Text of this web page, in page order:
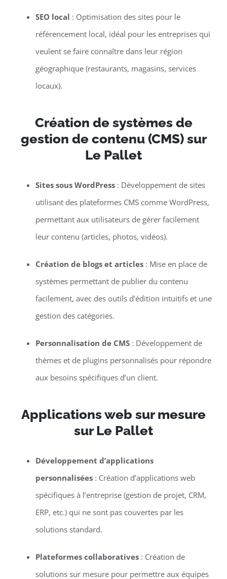
SEO local : Optimisation des sites pour le
référencement local, idéal pour les entreprises qui
veulent se faire connaître dans leur région
géographique (restaurants, magasins, services
locaux).
Création de systèmes de
gestion de contenu (CMS) sur
Le Pallet
Sites sous WordPress: Développement de sites
utilisant des plateformes CMS comme WordPress,
permettant aux utilisateurs de gérer facilement
leur contenu (articles, photos, vidéos).
Création de blogs et articles: Mise en place de
systèmes permettant de publier du contenu
facilement, avec des outils d’édition intuitifs et une
gestion des catégories.
Personnalisation de CMS: Développement de
thèmes et de plugins personnalisés pour répondre
aux besoins spécifiques d’un client.
Applications web sur mesure
sur Le Pallet
Développement d’applications
personnalisées: Création d’applications web
spécifiques à l’entreprise (gestion de projet, CRM,
ERP, etc.) qui ne sont pas couvertes par les
solutions standard.
Plateformes collaboratives: Création de
solutions sur mesure pour permettre aux équipes